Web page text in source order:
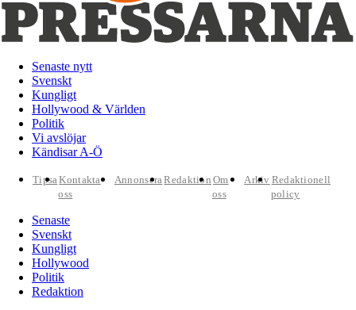
Senaste nytt
Svenskt
Kungligt
Hollywood & Världen
Politik
Vi avslöjar
Kändisar A-Ö
TipsaKontakta
oss
AnnonseraRedaktion Om
oss
Arkiv Redaktionell
policy
Senaste
Svenskt
Kungligt
Hollywood
Politik
Redaktion